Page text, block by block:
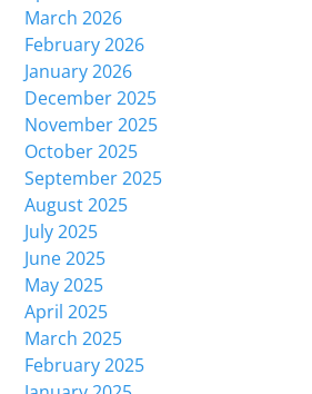
March 2026
February 2026
January 2026
December 2025
November 2025
October 2025
September 2025
August 2025
July 2025
June 2025
May 2025
April 2025
March 2025
February 2025